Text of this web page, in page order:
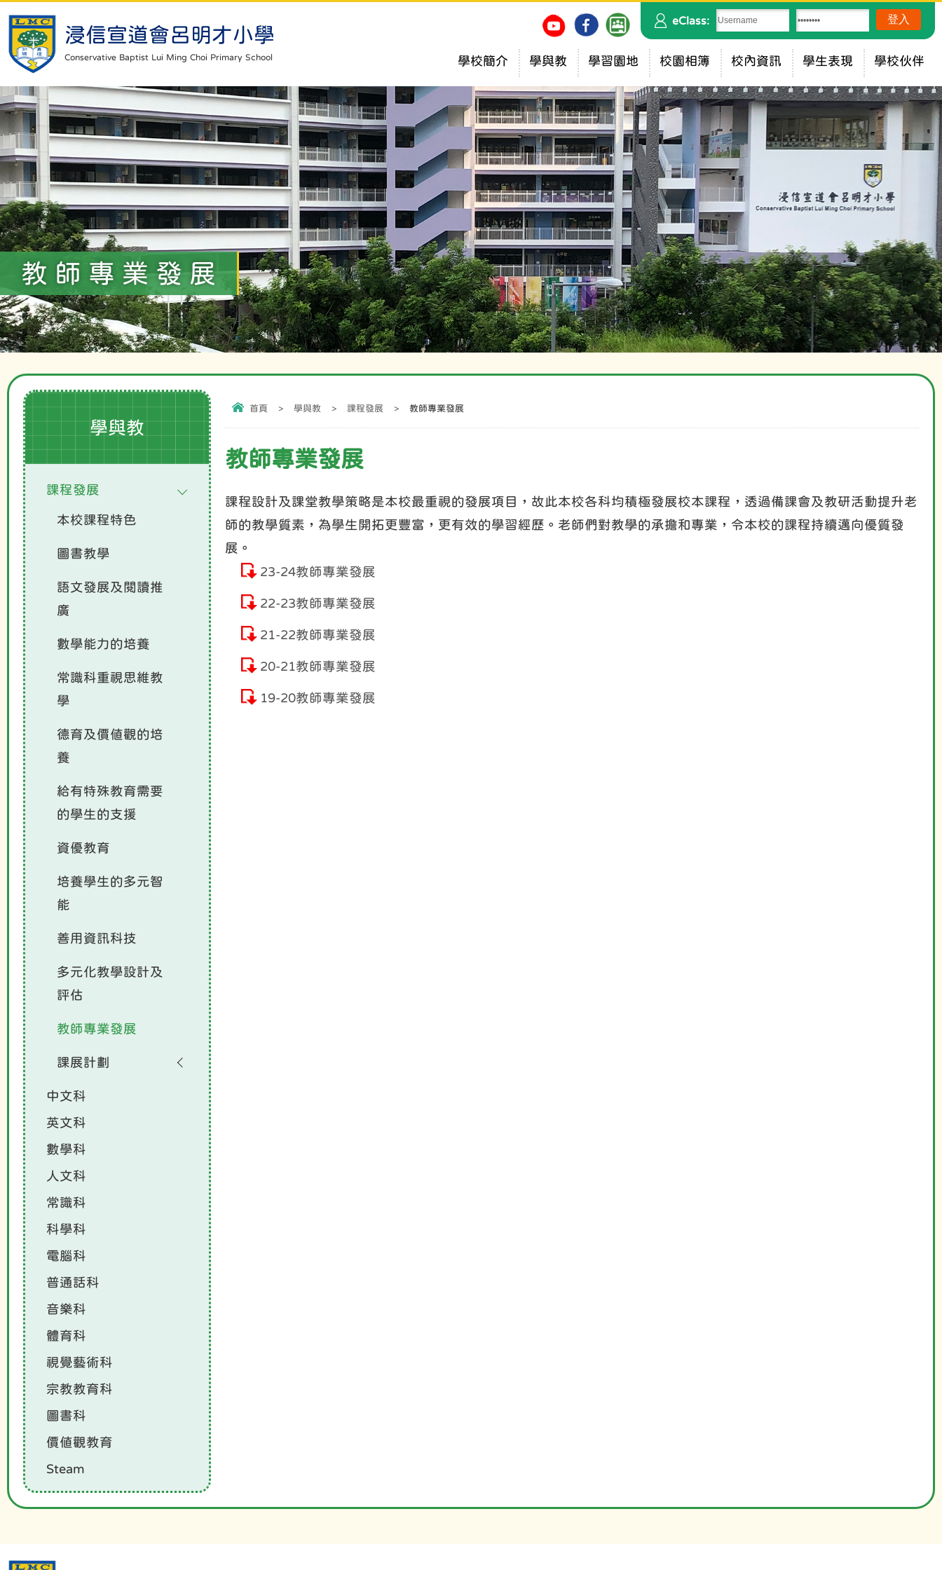
浸信宣道會呂明才小學
Conservative Baptist Lui Ming Choi Primary School
eClass:
學校簡介 學與教 學習園地 校園相簿 校內資訊 學生表現 學校伙伴
教師專業發展
首頁 > 學與教 > 課程發展 > 教師專業發展
教師專業發展
課程設計及課堂教學策略是本校最重視的發展項目，故此本校各科均積極發展校本課程，透過備課會及教研活動提升老
師的教學質素，為學生開拓更豐富，更有效的學習經歷。老師們對教學的承擔和專業，令本校的課程持續邁向優質發
展。
23-24教師專業發展
22-23教師專業發展
21-22教師專業發展
20-21教師專業發展
19-20教師專業發展
學與教
課程發展
本校課程特色
圖書教學
語文發展及閱讀推
廣
數學能力的培養
常識科重視思維教
學
德育及價值觀的培
養
給有特殊教育需要
的學生的支援
資優教育
培養學生的多元智
能
善用資訊科技
多元化教學設計及
評估
教師專業發展
課展計劃
中文科
英文科
數學科
人文科
常識科
科學科
電腦科
普通話科
音樂科
體育科
視覺藝術科
宗教教育科
圖書科
價值觀教育
Steam